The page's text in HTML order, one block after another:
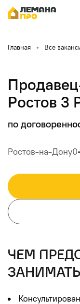
Главная Все
Ростов 3
по
Ростов-на-Дону
чем